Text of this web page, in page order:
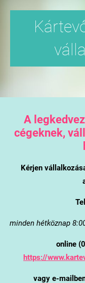
A
cégeknek,
Kérjen
minden hétköznap
online
https://
vagy e-